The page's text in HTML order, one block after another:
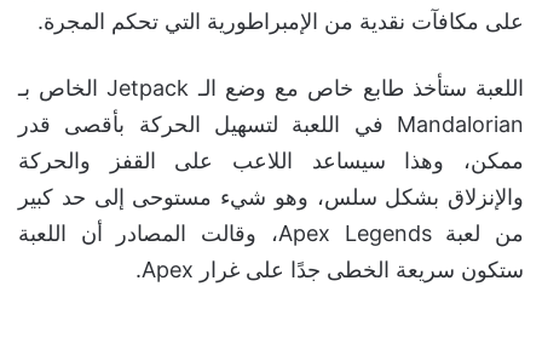
على مكافآت نقدية من الإمبراطورية التي تحكم المجرة.
اللعبة ستأخذ طابع خاص مع وضع الـ Jetpack الخاص بـ
Mandalorian في اللعبة لتسهيل الحركة بأقصى قدر
ممكن، وهذا سيساعد اللاعب على القفز والحركة
والإنزلاق بشكل سلس، وهو شيء مستوحى إلى حد كبير
من لعبة Apex Legends، وقالت المصادر أن اللعبة
ستكون سريعة الخطى جدًا على غرار Apex.